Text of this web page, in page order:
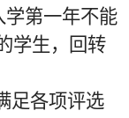
学第一年不能
学生，回转
足各项评选